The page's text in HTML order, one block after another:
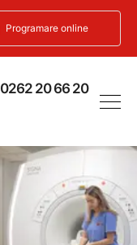
0262 20 66 20
Programare online